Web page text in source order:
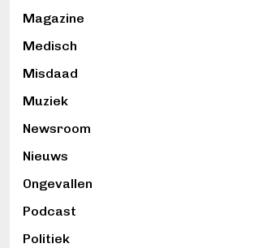
Magazine
Medisch
Misdaad
Muziek
Newsroom
Nieuws
Ongevallen
Podcast
Politiek